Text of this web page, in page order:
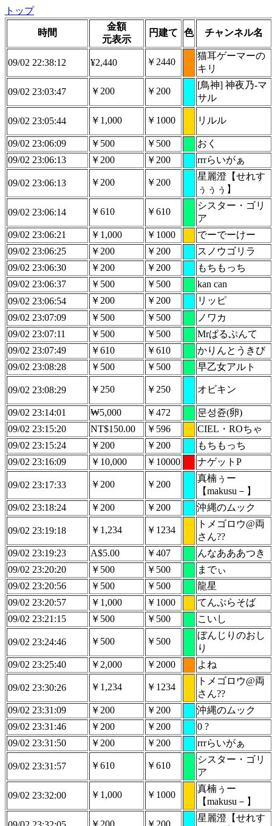
トップ
時間
金額
元表示
円建て 色 チャンネル名
09/02 22:38:12 ¥2,440 ￥2440
猫耳ゲーマーの
キリ
09/02 23:03:47 ￥200 ￥200
[鳥神] 神夜乃-マ
サル
09/02 23:05:44 ￥1,000 ￥1000 リルル
09/02 23:06:09 ￥500 ￥500
おく
09/02 23:06:13
￥200 ￥200 rrrらいがぁ
09/02 23:06:13 ￥200 ￥200
星麗澄【せれす
ぅぅぅ】
09/02 23:06:14 ￥610 ￥610
シスター・ゴリ
ア
09/02 23:06:21
￥1,000 ￥1000
でーでーけー
09/02 23:06:25
￥200 ￥200
スノウゴリラ
09/02 23:06:30
￥200 ￥200
もちもっち
09/02 23:06:37
￥500 ￥500
kan can
09/02 23:06:54
￥200 ￥200
リッピ
09/02 23:07:09
￥500 ￥500
ノワカ
09/02 23:07:11
￥500 ￥500
Mrぱるぷんて
09/02 23:07:49
￥610 ￥610
かりんとうきび
09/02 23:08:28
￥500 ￥500 早乙女アルト
09/02 23:08:29 ￥250 ￥250 オビキン
09/02 23:14:01 ₩5,000 ￥472
문성쥰(卵)
09/02 23:15:20
NT$150.00 ￥596
CIEL・ROちゃ
09/02 23:15:24
￥200 ￥200
もちもっち
09/02 23:16:09
￥10,000 ￥10000 ナゲットP
09/02 23:17:33 ￥200 ￥200
真楠ぅー
【makusu－】
09/02 23:18:24
￥200 ￥200 沖縄のムック
09/02 23:19:18 ￥1,234 ￥1234
トメゴロウ@両
さん??
09/02 23:19:23
A$5.00 ￥407
んなあああつき
09/02 23:20:20
￥500 ￥500
までぃ
09/02 23:20:56
￥500 ￥500
龍星
09/02 23:20:57
￥1,000 ￥1000
てんぷらそば
09/02 23:21:15
￥500 ￥500 こいし
09/02 23:24:46 ￥500 ￥500
ぼんじりのおし
り
09/02 23:25:40
￥2,000 ￥2000 よね
09/02 23:30:26 ￥1,234 ￥1234
トメゴロウ@両
さん??
09/02 23:31:09
￥200 ￥200
沖縄のムック
09/02 23:31:46
￥200 ￥200
0 ?
09/02 23:31:50
￥200 ￥200 rrrらいがぁ
09/02 23:31:57 ￥610 ￥610
シスター・ゴリ
ア
09/02 23:32:00 ￥1,000 ￥1000
真楠ぅー
【makusu－】
￥200 ￥200
星麗澄【せれす